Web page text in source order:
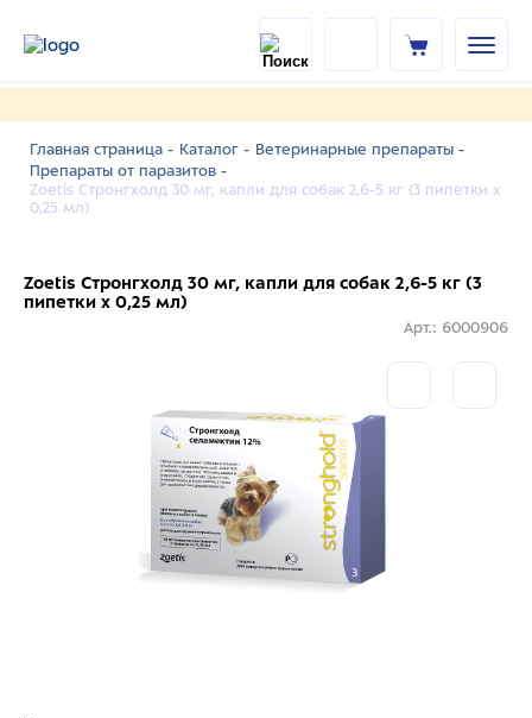
Главная страница - Каталог - Ветеринарные препараты -
Препараты от паразитов -
Zoetis Стронгхолд 30 мг, капли для собак 2,6-5 кг (3 пипетки х
0,25 мл)
Zoetis Стронгхолд 30 мг, капли для собак 2,6-5 кг (3
пипетки х 0,25 мл)
Арт.: 6000906